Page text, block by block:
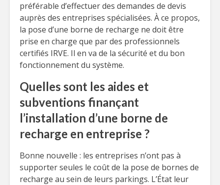
préférable d’effectuer des demandes de devis
auprès des entreprises spécialisées. À ce propos,
la pose d’une borne de recharge ne doit être
prise en charge que par des professionnels
certifiés IRVE. Il en va de la sécurité et du bon
fonctionnement du système.
Quelles sont les aides et
subventions finançant
l’installation d’une borne de
recharge en entreprise ?
Bonne nouvelle : les entreprises n’ont pas à
supporter seules le coût de la pose de bornes de
recharge au sein de leurs parkings. L’État leur